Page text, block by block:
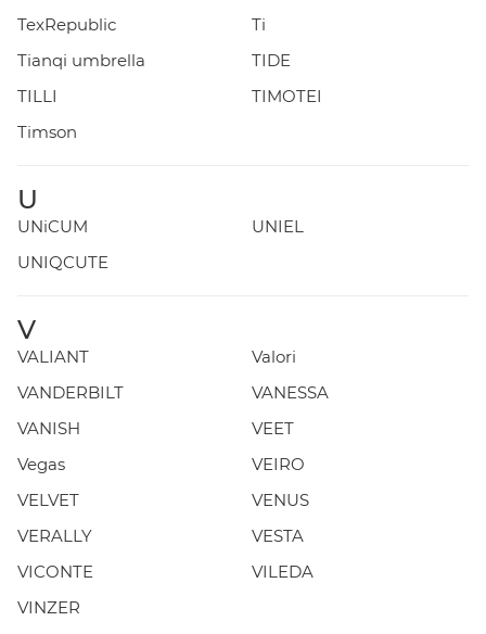
TexRepublic
Ti
Tianqi umbrella
TIDE
TILLI
TIMOTEI
Timson
U
UNiCUM
UNIEL
UNIQCUTE
V
VALIANT
Valori
VANDERBILT
VANESSA
VANISH
VEET
Vegas
VEIRO
VELVET
VENUS
VERALLY
VESTA
VICONTE
VILEDA
VINZER